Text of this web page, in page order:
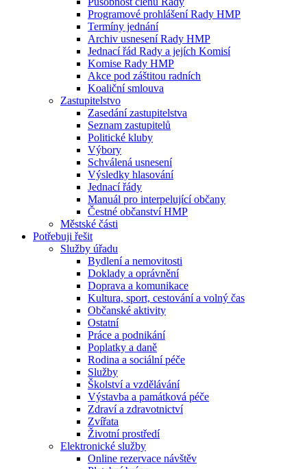
Programové prohlášení Rady HMP
Termíny jednání
Archiv usnesení Rady HMP
Jednací řád Rady a jejích Komisí
Komise Rady HMP
Akce pod záštitou radních
Koaliční smlouva
Zastupitelstvo
Zasedání zastupitelstva
Seznam zastupitelů
Politické kluby
Výbory
Schválená usnesení
Výsledky hlasování
Jednací řády
Manuál pro interpelující občany
Čestné občanství HMP
Městské části
Potřebuji řešit
Služby úřadu
Bydlení a nemovitosti
Doklady a oprávnění
Doprava a komunikace
Kultura, sport, cestování a volný čas
Občanské aktivity
Ostatní
Práce a podnikání
Poplatky a daně
Rodina a sociální péče
Služby
Školství a vzdělávání
Výstavba a památková péče
Zdraví a zdravotnictví
Zvířata
Životní prostředí
Elektronické služby
Online rezervace návštěv